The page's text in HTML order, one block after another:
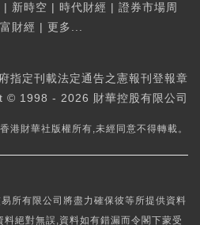
| 新時空 | 時代財經 | 證券市場周
財經 | 更多...
指定刊載法定通告之憲報刊登報章
© 1998 - 2026 財華控股有限公司
香港財華社版權所有,未經同意不得轉載。
所有限公司將盡力確保彼等所提供資料
絕對無誤,資料如有錯漏而令閣下蒙受